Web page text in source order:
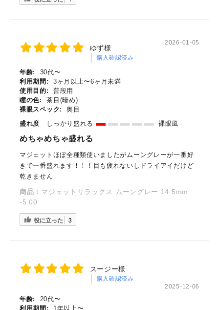
ゆず様
購入確認済み
2026-01-05
年齢:
30代〜
利用期間:
3ヶ月以上〜6ヶ月未満
使用目的:
普段用
瞳の色:
茶目(暗め)
裸眼スペック:
奥目
盛れ度
しっかり盛れる 裸眼風
めちゃめちゃ盛れる
マジェットほぼ全種類使いましたがムーングレーが一番好
きで一番盛れます！！！目も疲れないしドライアイだけど
乾きません
商品： マジェットリラックス ムーングレー 14.5mm
-5.00
役に立った 3
スージー様
購入確認済み
2025-12-06
年齢:
20代〜
利用期間:
1年以上〜